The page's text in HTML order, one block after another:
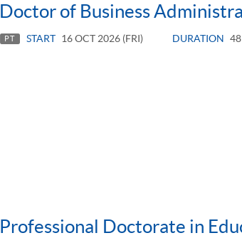
Doctor of Business
PT START 16 OCT 2026 (FRI) DURATION
Professional Doctorate in